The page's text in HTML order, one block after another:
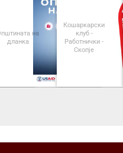
на
дланка
Кошаркарски
клуб -
Работнички -
Скопје